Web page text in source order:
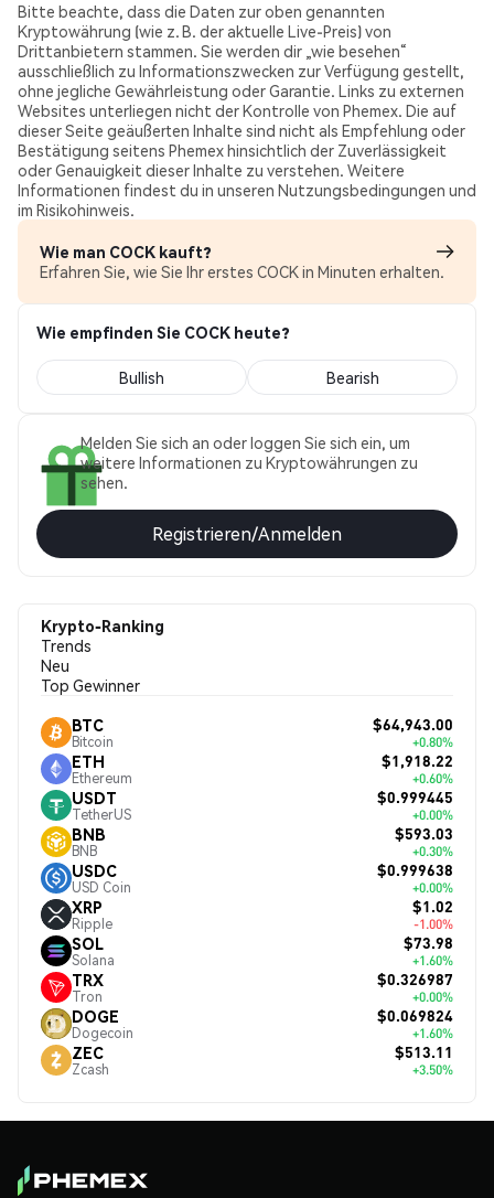
Bitte beachte, dass die Daten zur oben genannten
Kryptowährung (wie z. B. der aktuelle Live-Preis) von
Drittanbietern stammen. Sie werden dir „wie besehen“
ausschließlich zu Informationszwecken zur Verfügung gestellt,
ohne jegliche Gewährleistung oder Garantie. Links zu externen
Websites unterliegen nicht der Kontrolle von Phemex. Die auf
dieser Seite geäußerten Inhalte sind nicht als Empfehlung oder
Bestätigung seitens Phemex hinsichtlich der Zuverlässigkeit
oder Genauigkeit dieser Inhalte zu verstehen. Weitere
Informationen findest du in unseren Nutzungsbedingungen und
im Risikohinweis.
Wie man COCK kauft?
Erfahren Sie, wie Sie Ihr erstes COCK in Minuten erhalten.
Wie empfinden Sie COCK heute?
Bullish Bearish
Melden Sie sich an oder loggen Sie sich ein, um
weitere Informationen zu Kryptowährungen zu
sehen.
Registrieren/Anmelden
Krypto-Ranking
Trends
Neu
Top Gewinner
BTC
Bitcoin
$64,943.00
+0.80%
ETH
Ethereum
$1,918.22
+0.60%
USDT
TetherUS
$0.999445
+0.00%
BNB
BNB
$593.03
+0.30%
USDC
USD Coin
$0.999638
+0.00%
XRP
Ripple
$1.02
-1.00%
SOL
Solana
$73.98
+1.60%
TRX
Tron
$0.326987
+0.00%
DOGE
Dogecoin
$0.069824
+1.60%
ZEC
Zcash
$513.11
+3.50%